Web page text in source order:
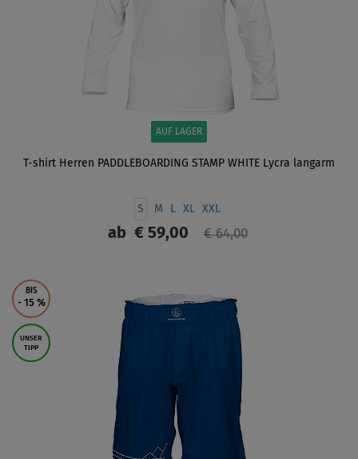
AUF LAGER
T-shirt Herren PADDLEBOARDING STAMP WHITE Lycra langarm
S M L XL XXL
ab€ 59,00 € 64,00
BIS
- 15 %
UNSER
TIPP